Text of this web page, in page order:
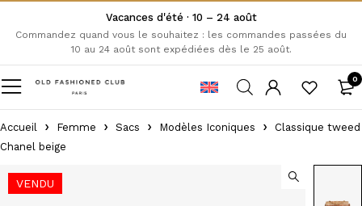
Vacances d'été · 10 – 24 août
Commandez quand vous le souhaitez : les commandes passées du
10 au 24 août sont expédiées dès le 25 août.
0
Accueil Femme Sacs Modèles Iconiques
Classique tweed
Chanel beige
VENDU